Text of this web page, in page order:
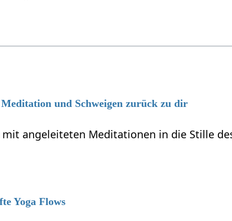
und Schweigen zurück zu dir
angeleiteten Meditationen in die Stille
Yoga Flows